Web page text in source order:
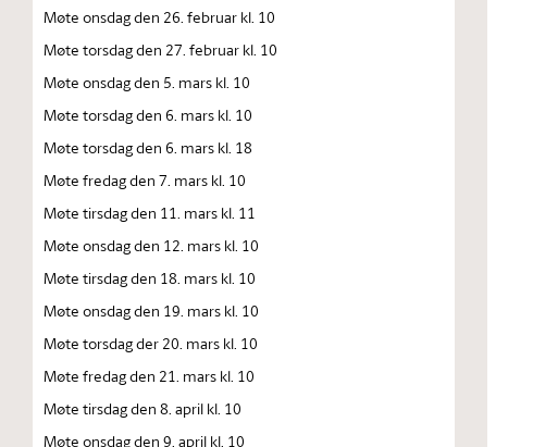
Møte onsdag den 26. februar kl. 10
Møte torsdag den 27. februar kl. 10
Møte onsdag den 5. mars kl. 10
Møte torsdag den 6. mars kl. 10
Møte torsdag den 6. mars kl. 18
Møte fredag den 7. mars kl. 10
Møte tirsdag den 11. mars kl. 11
Møte onsdag den 12. mars kl. 10
Møte tirsdag den 18. mars kl. 10
Møte onsdag den 19. mars kl. 10
Møte torsdag der 20. mars kl. 10
Møte fredag den 21. mars kl. 10
Møte tirsdag den 8. april kl. 10
Møte onsdag den 9. april kl. 10